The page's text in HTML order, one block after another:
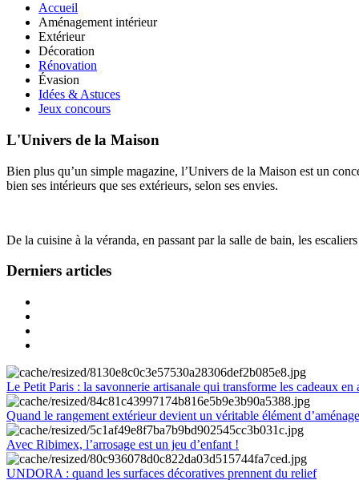
Accueil
Aménagement intérieur
Extérieur
Décoration
Rénovation
Évasion
Idées & Astuces
Jeux concours
L'Univers de la Maison
Bien plus qu’un simple magazine, l’Univers de la Maison est un
bien ses intérieurs que ses extérieurs, selon ses envies.
De la cuisine à la véranda, en passant par la salle de bain, les
Derniers articles
Le Petit Paris : la savonnerie artisanale qui transforme les cadeaux en
Quand le rangement extérieur devient un véritable élément
Avec Ribimex, l’arrosage est un jeu d’enfant !
UNDORA : quand les surfaces décoratives prennent du relief